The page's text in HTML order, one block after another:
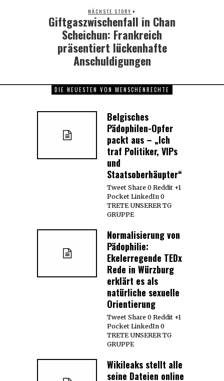
NÄCHSTE STORY
Next
post:
Giftgaszwischenfall in Chan
Scheichun: Frankreich
präsentiert lückenhafte
Anschuldigungen
DIE NEUESTEN VON MENSCHENRECHTE
Belgisches
Pädophilen-Opfer
packt aus – „Ich
traf Politiker, VIPs
und
Staatsoberhäupter“
Tweet Share 0 Reddit +1
Pocket LinkedIn 0
TRETE UNSERER TG
GRUPPE
Normalisierung von
Pädophilie:
Ekelerregende TEDx
Rede in Würzburg
erklärt es als
natürliche sexuelle
Orientierung
Tweet Share 0 Reddit +1
Pocket LinkedIn 0
TRETE UNSERER TG
GRUPPE
Wikileaks stellt alle
seine Dateien online